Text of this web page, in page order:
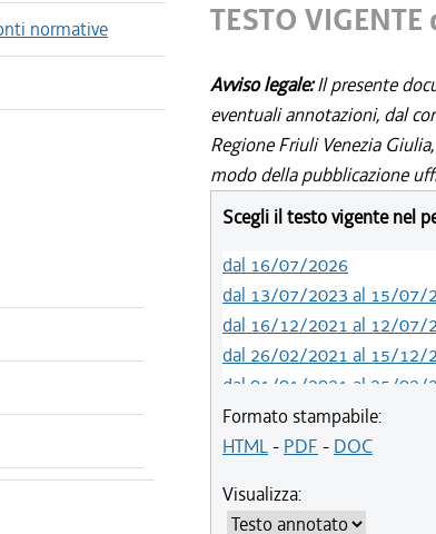
normative TESTO
Avviso legale:Il presente
eventuali annotazioni, dal
Regione Friuli Venezia
modo della pubblicazione
Scegli il testo vigente nel
dal 16/07/2026
dal 13/07/2023 al 15/07/
dal 16/12/2021 al 12/07/
dal 26/02/2021 al 15/12/
dal 01/01/2021 al 25/02/
dal 10/08/2019 al 31/12/
dal 11/07/2019 al 09/08/
dal 05/04/2018 al 07/11/
Formato stampabile:
HTML- PDF - DOC
Visualizza: